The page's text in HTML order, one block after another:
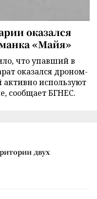
оказался
«Майя»
что упавший в
оказался дроном-
используют
сообщает БГНЕС.
двух